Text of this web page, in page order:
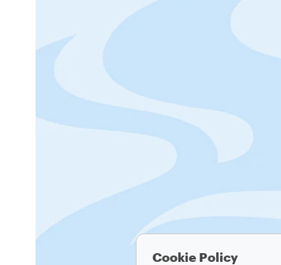
Cookie Policy